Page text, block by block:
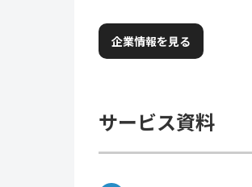
企業情報を見る
サービス資料